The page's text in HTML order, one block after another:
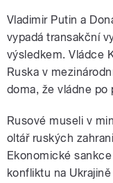
Vladimir Putin a
vypadá transakční
výsledkem. Vládce
Ruska v
doma, že vládne po
Rusové museli v
oltář ruských
Ekonomické
konfliktu na